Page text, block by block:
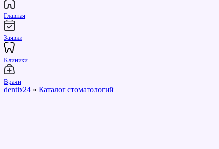
Главная
Заявки
Клиники
Врачи
dentix24 » Каталог стоматологий